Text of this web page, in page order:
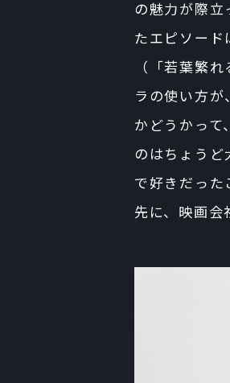
の魅力が際立
たエピソー
（「若葉繁
ラの使い方
かどうかって
のはちょうど
で好きだった
先に、映画会